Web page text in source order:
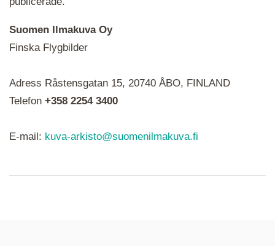
ikoner är det en serie i varje. Utplacerade bilder
syns som nålar istället.
Suomen Ilmakuva Oy
Finska Flygbilder
Adress Råstensgatan 15, 20740 ÅBO, FINLAND
Telefon +358 2254 3400
E-mail: kuva-arkisto@suomenilmakuva.fi